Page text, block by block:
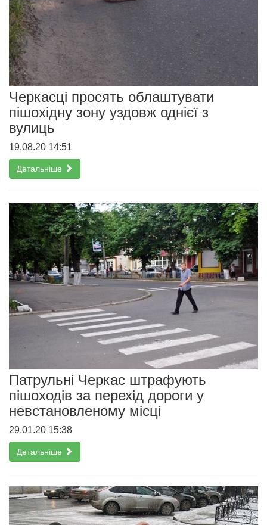
Черкасці просять облаштувати
пішохідну зону уздовж однієї з
вулиць
19.08.20 14:51
Детальніше
Патрульні Черкас штрафують
пішоходів за перехід дороги у
невстановленому місці
29.01.20 15:38
Детальніше